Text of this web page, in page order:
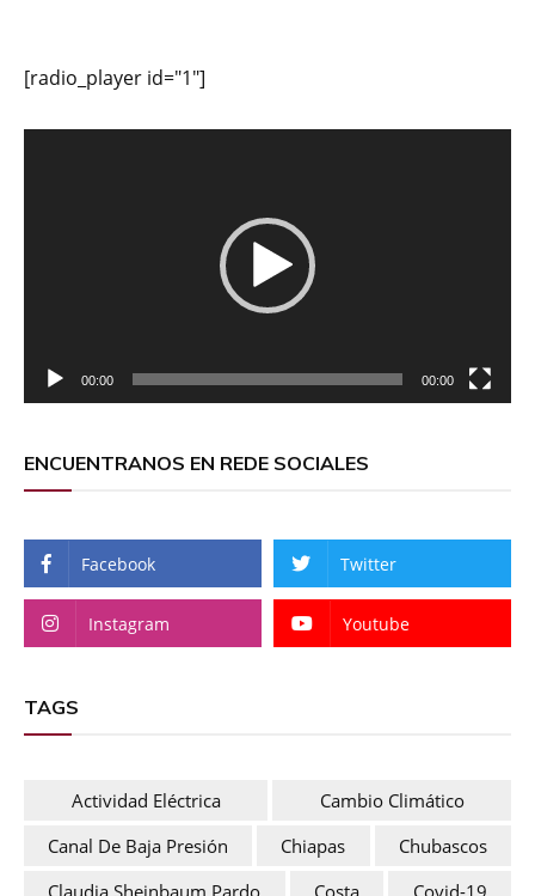
[radio_player id="1"]
00:00 00:00
ENCUENTRANOS EN REDE SOCIALES
Facebook Twitter
Instagram Youtube
TAGS
Actividad Eléctrica
Cambio Climático
Canal De Baja Presión
Chiapas
Chubascos